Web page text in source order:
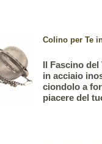
Colino per Te
Il Fascino
in acciaio
ciondolo a
piacere del